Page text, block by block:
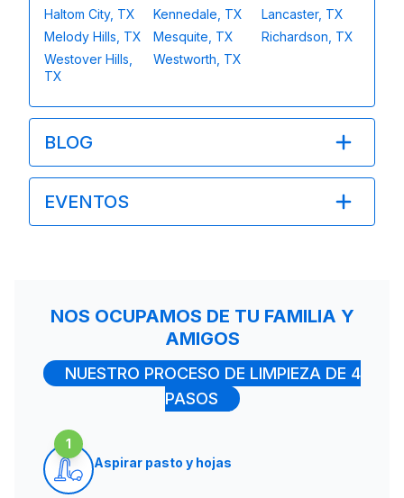
Haltom City, TX
Kennedale, TX
Lancaster, TX
Melody Hills, TX
Mesquite, TX
Richardson, TX
Westover Hills,
TX
Westworth, TX
BLOG
EVENTOS
NOS OCUPAMOS DE TU FAMILIA Y
AMIGOS
NUESTRO PROCESO DE LIMPIEZA DE 4
PASOS
1
Aspirar pasto y hojas